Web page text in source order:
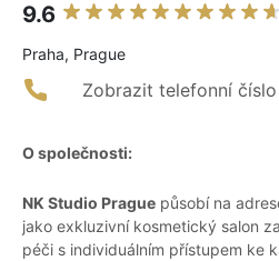
9.6
Praha, Prague
Zobrazit telefonní číslo
O společnosti:
NK Studio Prague působí na
jako exkluzivní kosmetický salon
péči s individuálním přístupem ke